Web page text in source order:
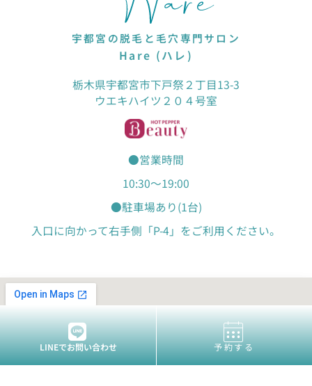
宇都宮の脱毛と毛穴専門サロン
Hare (ハレ)
栃木県宇都宮市下戸祭２丁目13-3
ウエキハイツ２０４号室
●営業時間
10:30～19:00
●駐車場あり(1台)
入口に向かって右手側「P-4」をご利用ください。
LINEでお問い合わせ 予約する